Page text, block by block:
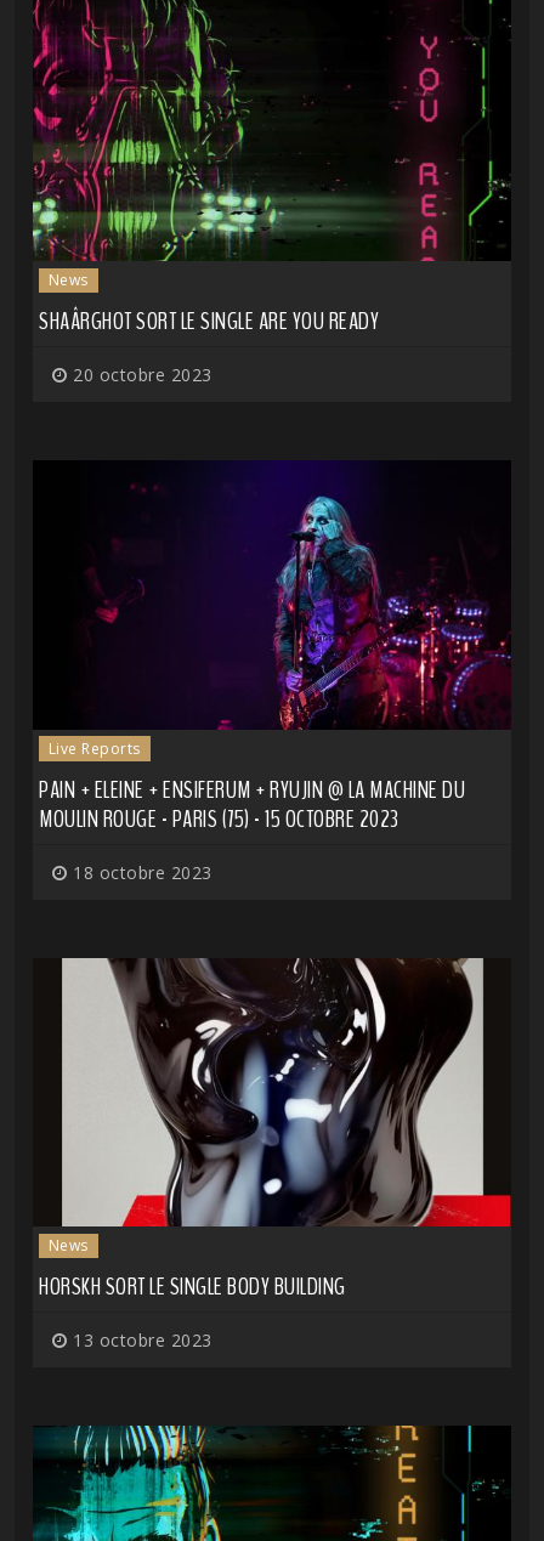
News
SHAÂRGHOT SORT LE SINGLE ARE YOU READY
20 octobre 2023
Live Reports
PAIN + ELEINE + ENSIFERUM + RYUJIN @ LA MACHINE DU
MOULIN ROUGE - PARIS (75) - 15 OCTOBRE 2023
18 octobre 2023
News
HORSKH SORT LE SINGLE BODY BUILDING
13 octobre 2023